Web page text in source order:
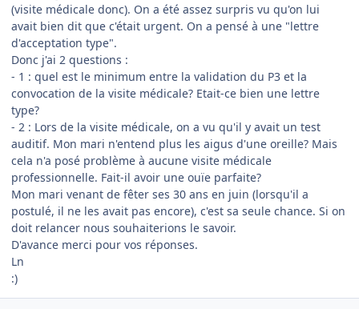
(visite médicale donc). On a été assez surpris vu qu'on lui
avait bien dit que c'était urgent. On a pensé à une "lettre
d'acceptation type".
Donc j'ai 2 questions :
- 1 : quel est le minimum entre la validation du P3 et la
convocation de la visite médicale? Etait-ce bien une lettre
type?
- 2 : Lors de la visite médicale, on a vu qu'il y avait un test
auditif. Mon mari n'entend plus les aigus d'une oreille? Mais
cela n'a posé problème à aucune visite médicale
professionnelle. Fait-il avoir une ouïe parfaite?
Mon mari venant de fêter ses 30 ans en juin (lorsqu'il a
postulé, il ne les avait pas encore), c'est sa seule chance. Si on
doit relancer nous souhaiterions le savoir.
D'avance merci pour vos réponses.
Ln
:)